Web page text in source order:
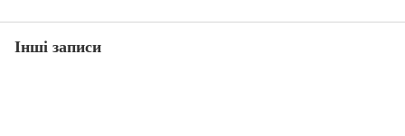
Інші записи